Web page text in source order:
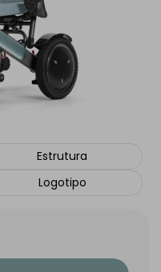
Estrutura
Logotipo